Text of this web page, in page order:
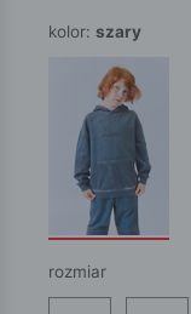
kolor: szary
rozmiar